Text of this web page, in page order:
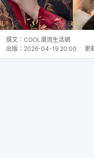
撰文： COOL潮流生活網
出版： 2026-04-19 20:00 更